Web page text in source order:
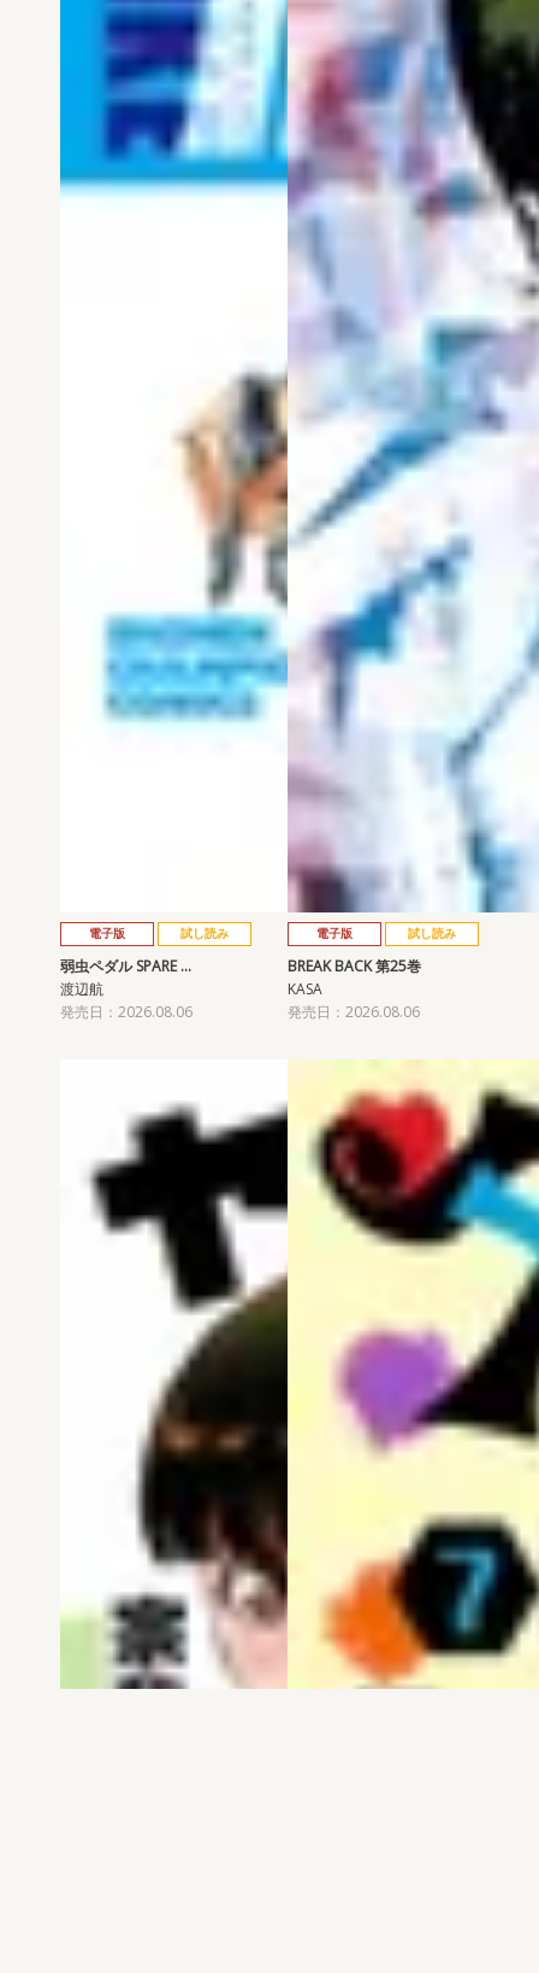
電子版 試し読み
弱虫ペダル SPARE …
渡辺航
発売日：2026.08.06
電子版 試し読み
BREAK BACK 第25巻
KASA
発売日：2026.08.06